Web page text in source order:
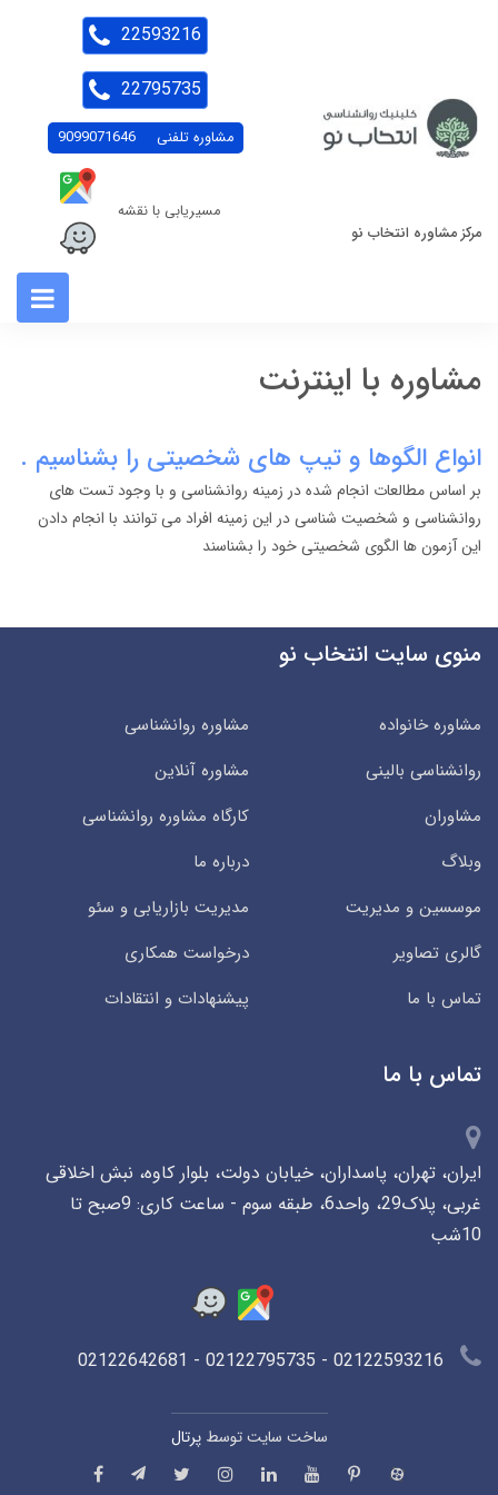
مرکز مشاوره انتخاب نو
مشاوره تلفنی 9099071646
مسیریابی با نقشه
22593216
22795735
مشاوره با اینترنت
انواع الگوها و تیپ های شخصیتی را بشناسیم .
بر اساس مطالعات انجام شده در زمینه روانشناسی و با وجود تست های
روانشناسی و شخصیت شناسی در این زمینه افراد می توانند با انجام دادن
این آزمون ها الگوی شخصیتی خود را بشناسند
منوی سایت انتخاب نو
مشاوره خانواده
مشاوره روانشناسی
روانشناسی بالینی
مشاوره آنلاین
مشاوران
کارگاه مشاوره روانشناسی
وبلاگ
درباره ما
موسسین و مدیریت
مدیریت بازاریابی و سئو
گالری تصاویر
درخواست همکاری
تماس با ما
پیشنهادات و انتقادات
تماس با ما
ایران، تهران، پاسداران، خیابان دولت، بلوار کاوه، نبش اخلاقی
غربی، پلاک29، واحد6، طبقه سوم - ساعت کاری: 9صبح تا
10شب
ساخت سایت توسطپرتال